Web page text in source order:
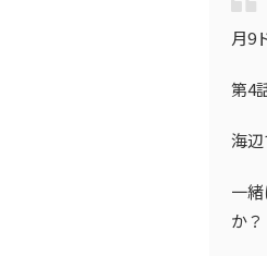
月9
第4
海
一
か？